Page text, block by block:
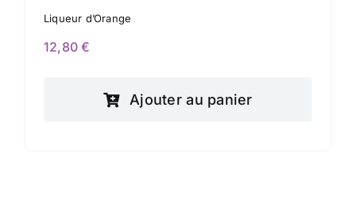
Liqueur d’Orange
12,80€
Ajouter au panier